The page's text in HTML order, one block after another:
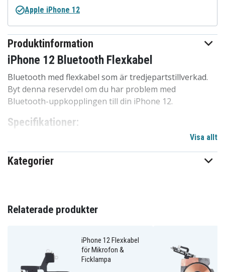
Produktinformation
iPhone 12 Bluetooth Flexkabel
Bluetooth med flexkabel som är tredjepartstillverkad.
Byt denna reservdel om du har problem med
Bluetooth-uppkopplingen till din iPhone 12.
Specifikationer:
Reservdel: Bluetooth flexkabel
Tredjepartstillverkad
Produkttyp
Visa allt
Kategorier
Apple iPhone 12
Relaterade produkter
iPhone 12 Flexkabel
för Mikrofon &
Ficklampa